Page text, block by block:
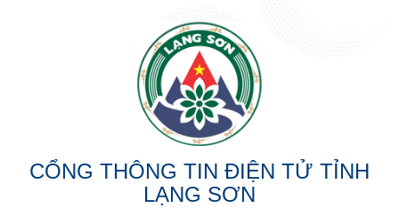
CỔNG THÔNG TIN ĐIỆN TỬ TỈNH
LẠNG SƠN